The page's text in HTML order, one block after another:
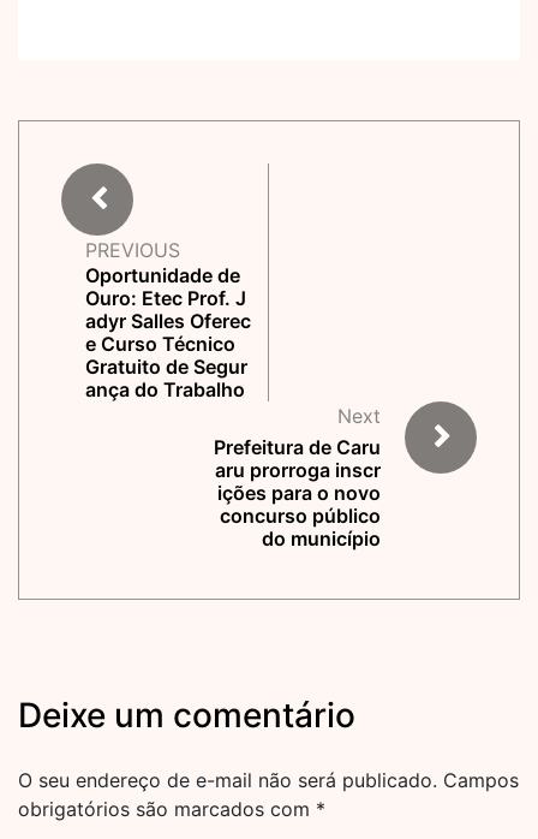
PREVIOUS
Oportunidade de
Ouro: Etec Prof. J
adyr Salles Oferec
e Curso Técnico
Gratuito de Segur
ança do Trabalho
Next
Prefeitura de Caru
aru prorroga inscr
ições para o novo
concurso público
do município
Deixe um comentário
O seu endereço de e-mail não será publicado. Campos
obrigatórios são marcados com *